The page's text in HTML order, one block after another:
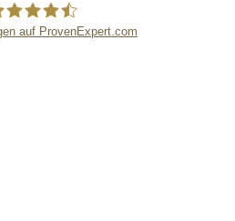
auf ProvenExpert.com